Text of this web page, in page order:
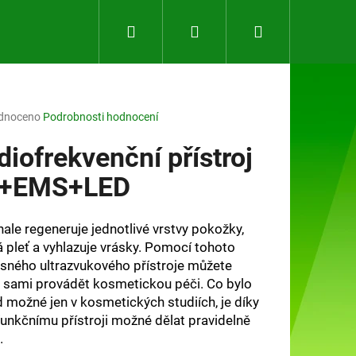
Přihlášení
Podrobnosti hodnocení
přístroj
regeneruje jednotlivé vrstvy pokožky,
pleť a vyhlazuje vrásky. Pomocí tohoto
ultrazvukového přístroje můžete
provádět kosmetickou péči. Co bylo
možné jen v kosmetických studiích, je díky
přístroji možné dělat pravidelně
Následující